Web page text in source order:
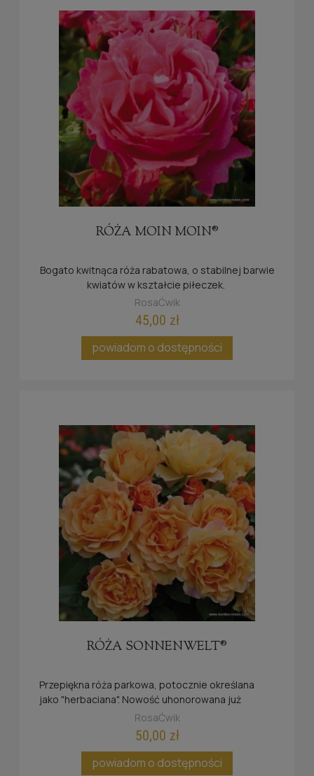
RÓŻA MOIN MOIN®
Bogato kwitnąca róża rabatowa, o stabilnej barwie
kwiatów w kształcie piłeczek.
RosaĆwik
45,00 zł
powiadom o dostępności
RÓŻA SONNENWELT®
Przepiękna róża parkowa, potocznie określana
jako "herbaciana". Nowość uhonorowana już
złotym i srebrnym medalem.
RosaĆwik
50,00 zł
powiadom o dostępności